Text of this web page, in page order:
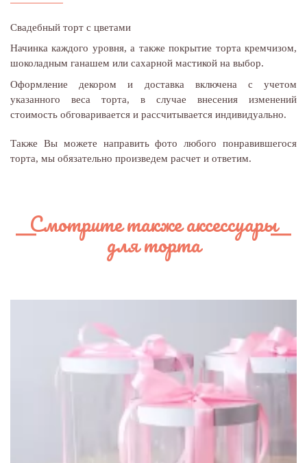
Свадебный торт с цветами
Начинка каждого уровня, а также покрытие торта кремчизом,
шоколадным ганашем или сахарной мастикой на выбор.
Оформление декором и доставка включена с учетом
указанного веса торта, в случае внесения изменений
стоимость обговаривается и рассчитывается индивидуально.
Также Вы можете направить фото любого понравившегося
торта, мы обязательно произведем расчет и ответим.
Смотрите также аксессуары
для торта